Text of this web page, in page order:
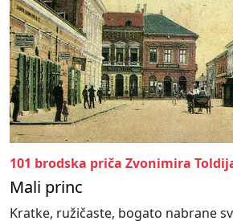
101 brodska priča Zvonimira
Mali princ
Kratke, ružičaste, bogato nabrane